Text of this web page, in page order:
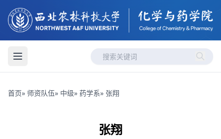
首页» 师资队伍» 中级» 药学系» 张翔
张翔